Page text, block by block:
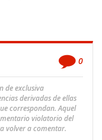
0
de exclusiva
derivadas de ellas
correspondan. Aquel
violatorio del
volver a comentar.